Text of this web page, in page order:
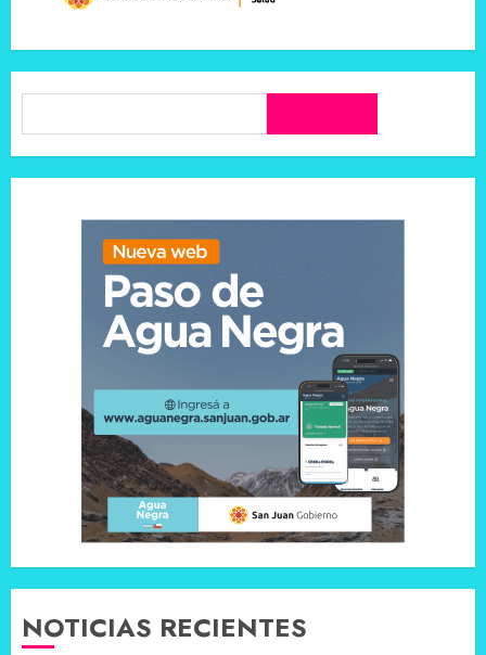
NOTICIAS RECIENTES